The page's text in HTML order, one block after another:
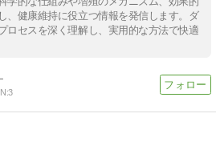
、健康維持に役立つ情報を発信します。ダ
ロセスを深く理解し、実用的な方法で快適
3